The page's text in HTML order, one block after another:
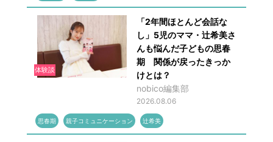
体験談
「2年間ほとんど会話な
し」5児のママ・辻希美さ
んも悩んだ子どもの思春
期 関係が戻ったきっか
けとは？
nobico編集部
2026.08.06
思春期 親子コミュニケーション 辻希美